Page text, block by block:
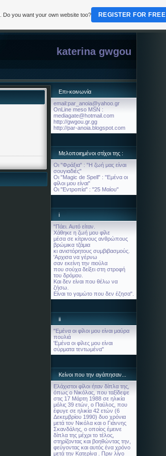
katerina gwgou
Επι-κοινωνία
email:par_anoia@yahoo.gr
OnLine meso MSN :
mediagate@hotmail.com
http://gwgou.gr.gg
http://par-anoia.blogspot.com
Μελοποιημένοι στίχοι της :
Οι "Φράξια" : "Η ζωή μας είναι
σουγιαδιές"
Οι "Magic de Spell" : "Εμένα οι
φίλοι μου είναι"
Οι "Εντροπία" : "25 Μαίου"
i
"Πάει. Αυτό είταν.
Χάθηκε η ζωή μου φίλε
μέσα σε κίτρινους ανθρώπους
βρώμικα τζάμια
κι ανιστόρητους συμβιβασμούς.
'Αρχισα να γέρνω
σαν εκείνη την ιτιούλα
που σούχα δείξει στη στροφή
του δρόμου.
Και δεν είναι που θέλω να
ζήσω.
Είναι το γαμώτο που δεν έζησα".
ii
"Εμένα οι φίλοι μου είναι μαύρα
πουλιά
'Εμένα οι φίλες μου είναι
σύρματα τεντωμένα"
Κείνοι που την αγάπησαν...
Ελάχιστοι φίλοι ήταν δίπλα της,
όπως ο Νικόλας, που ταξίδεψε
στις 17 Μάρτη 1988 σε ηλικία
μόλις 39 ετών, ο Παύλος, που
έφυγε σε ηλικία 42 ετών (6
Δεκεμβρίου 1990) δυο χρόνια
μετά τον Νικόλα και ο Γιάννης
Σκανδάλης, ο οποίος έμεινε
δίπλα της μέχρι το τέλος,
στηρίζοντας και βοηθώντας την,
φεύγοντας και αυτός ένα χρόνο
μετά την Κατερίνα . Πριν λίγο
. Do you want your own website too? REGISTER FOR FREE